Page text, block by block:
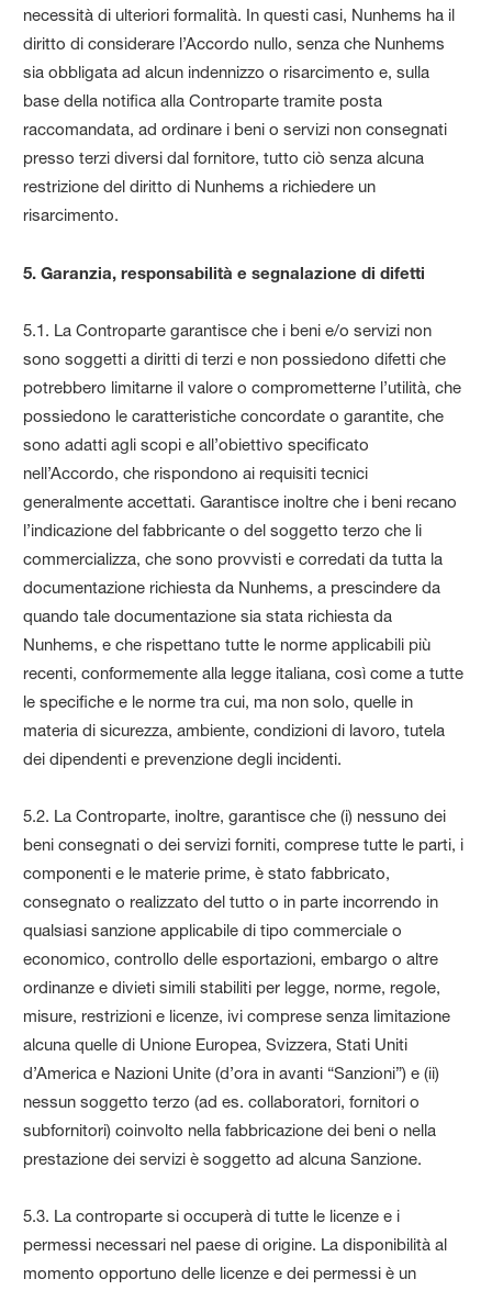
necessità di ulteriori formalità. In questi casi, Nunhems ha il
diritto di considerare l’Accordo nullo, senza che Nunhems
sia obbligata ad alcun indennizzo o risarcimento e, sulla
base della notifica alla Controparte tramite posta
raccomandata, ad ordinare i beni o servizi non consegnati
presso terzi diversi dal fornitore, tutto ciò senza alcuna
restrizione del diritto di Nunhems a richiedere un
risarcimento.
5. Garanzia, responsabilità e segnalazione di difetti
5.1. La Controparte garantisce che i beni e/o servizi non
sono soggetti a diritti di terzi e non possiedono difetti che
potrebbero limitarne il valore o comprometterne l’utilità, che
possiedono le caratteristiche concordate o garantite, che
sono adatti agli scopi e all’obiettivo specificato
nell’Accordo, che rispondono ai requisiti tecnici
generalmente accettati. Garantisce inoltre che i beni recano
l’indicazione del fabbricante o del soggetto terzo che li
commercializza, che sono provvisti e corredati da tutta la
documentazione richiesta da Nunhems, a prescindere da
quando tale documentazione sia stata richiesta da
Nunhems, e che rispettano tutte le norme applicabili più
recenti, conformemente alla legge italiana, così come a tutte
le specifiche e le norme tra cui, ma non solo, quelle in
materia di sicurezza, ambiente, condizioni di lavoro, tutela
dei dipendenti e prevenzione degli incidenti.
5.2. La Controparte, inoltre, garantisce che (i) nessuno dei
beni consegnati o dei servizi forniti, comprese tutte le parti, i
componenti e le materie prime, è stato fabbricato,
consegnato o realizzato del tutto o in parte incorrendo in
qualsiasi sanzione applicabile di tipo commerciale o
economico, controllo delle esportazioni, embargo o altre
ordinanze e divieti simili stabiliti per legge, norme, regole,
misure, restrizioni e licenze, ivi comprese senza limitazione
alcuna quelle di Unione Europea, Svizzera, Stati Uniti
d’America e Nazioni Unite (d’ora in avanti “Sanzioni”) e (ii)
nessun soggetto terzo (ad es. collaboratori, fornitori o
subfornitori) coinvolto nella fabbricazione dei beni o nella
prestazione dei servizi è soggetto ad alcuna Sanzione.
5.3. La controparte si occuperà di tutte le licenze e i
permessi necessari nel paese di origine. La disponibilità al
momento opportuno delle licenze e dei permessi è un